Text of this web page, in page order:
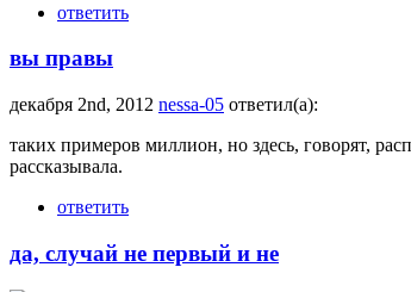
ответить
вы правы
декабря 2nd, 2012 nessa-05 ответил(а):
таких примеров миллион, но здесь, говорят,
рассказывала.
ответить
да, случай не первый и не